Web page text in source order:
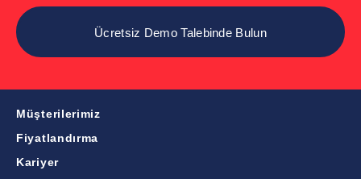
Müşterilerimiz
Fiyatlandırma
Kariyer